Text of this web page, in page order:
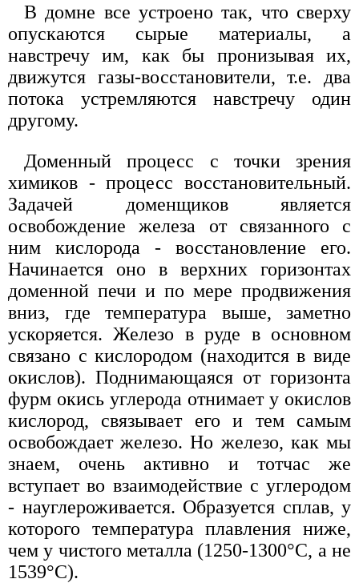
В домне все устроено так, что сверху
опускаются сырые материалы, а
навстречу им, как бы пронизывая их,
движутся газы-восстановители, т.е. два
потока устремляются навстречу один
другому.
Доменный процесс с точки зрения
химиков - процесс восстановительный.
Задачей доменщиков является
освобождение железа от связанного с
ним кислорода - восстановление его.
Начинается оно в верхних горизонтах
доменной печи и по мере продвижения
вниз, где температура выше, заметно
ускоряется. Железо в руде в основном
связано с кислородом (находится в виде
окислов). Поднимающаяся от горизонта
фурм окись углерода отнимает у окислов
кислород, связывает его и тем самым
освобождает железо. Но железо, как мы
знаем, очень активно и тотчас же
вступает во взаимодействие с углеродом
- науглероживается. Образуется сплав, у
которого температура плавления ниже,
чем у чистого металла (1250-1300°С, а не
1539°С).